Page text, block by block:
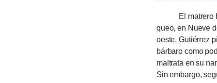
El matrero
queo, en Nueve
oeste. Gutié­rrez
bárbaro como
maltra­ta en su
Sin embargo,